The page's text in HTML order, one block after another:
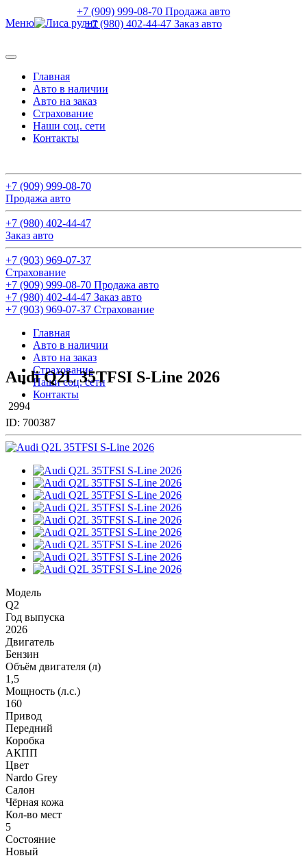
+7 (909) 999-08-70 Продажа авто
+7 (980) 402-44-47 Заказ авто
Меню
Главная
Авто в наличии
Авто на заказ
Страхование
Наши соц. сети
Контакты
+7 (909) 999-08-70
Продажа авто
+7 (980) 402-44-47
Заказ авто
+7 (903) 969-07-37
Страхование
+7 (909) 999-08-70 Продажа авто
+7 (980) 402-44-47 Заказ авто
+7 (903) 969-07-37 Страхование
Главная
Авто в наличии
Авто на заказ
Страхование
Наши соц. сети
Контакты
Audi Q2L 35TFSI S-Line 2026
2994
ID: 700387
Модель
Q2
Год выпуска
2026
Двигатель
Бензин
Объём двигателя (л)
1,5
Мощность (л.с.)
160
Привод
Передний
Коробка
АКПП
Цвет
Nardo Grey
Салон
Чёрная кожа
Кол-во мест
5
Состояние
Новый